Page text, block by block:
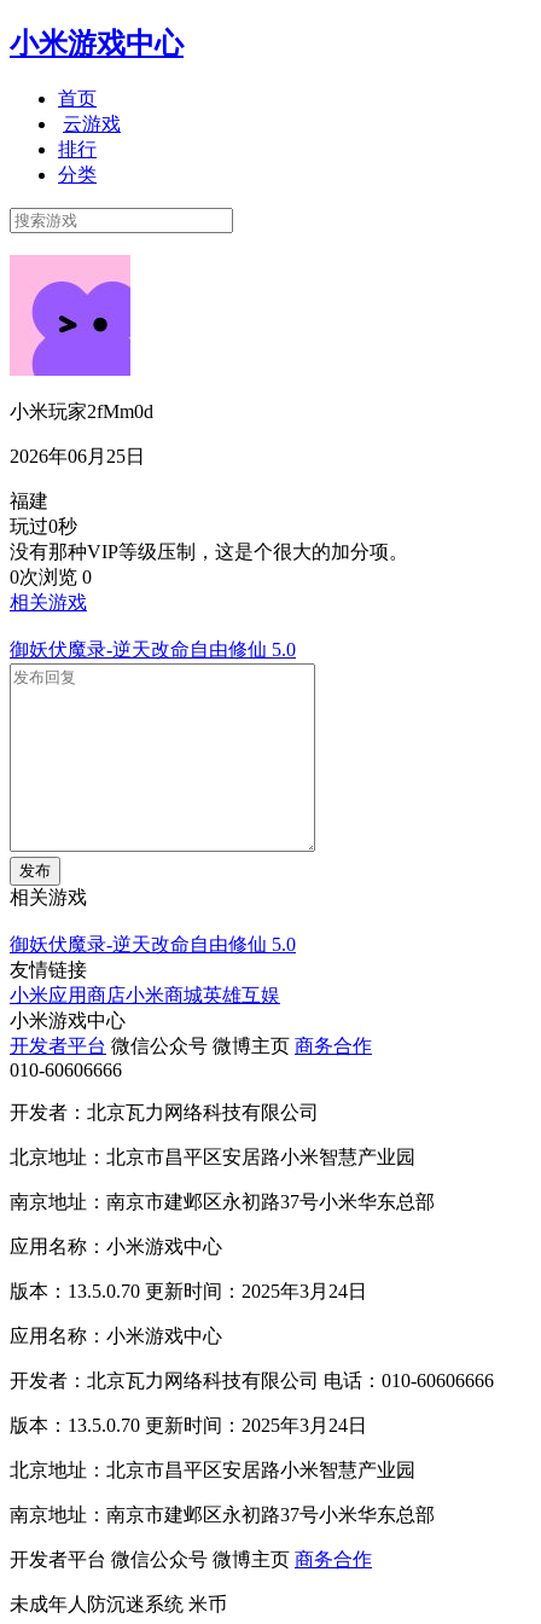
小米游戏中心
首页
云游戏
排行
分类
小米玩家2fMm0d
2026年06月25日
福建
玩过0秒
没有那种VIP等级压制，这是个很大的加分项。
0次浏览 0
相关游戏
御妖伏魔录-逆天改命自由修仙 5.0
发布
相关游戏
御妖伏魔录-逆天改命自由修仙 5.0
友情链接
小米应用商店小米商城英雄互娱
小米游戏中心
开发者平台 微信公众号 微博主页 商务合作
010-60606666
开发者：北京瓦力网络科技有限公司
北京地址：北京市昌平区安居路小米智慧产业园
南京地址：南京市建邺区永初路37号小米华东总部
应用名称：小米游戏中心
版本：13.5.0.70 更新时间：2025年3月24日
应用名称：小米游戏中心
开发者：北京瓦力网络科技有限公司 电话：010-60606666
版本：13.5.0.70 更新时间：2025年3月24日
北京地址：北京市昌平区安居路小米智慧产业园
南京地址：南京市建邺区永初路37号小米华东总部
开发者平台 微信公众号 微博主页 商务合作
未成年人防沉迷系统 米币